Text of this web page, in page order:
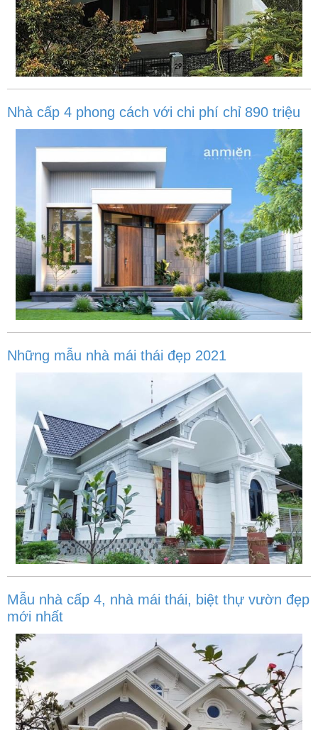
Nhà cấp 4 phong cách với chi phí chỉ 890 triệu
Những mẫu nhà mái thái đẹp 2021
Mẫu nhà cấp 4, nhà mái thái, biệt thự vườn đẹp
mới nhất